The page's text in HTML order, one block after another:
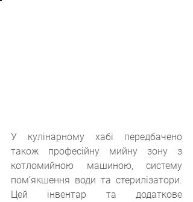
У кулінарному хабі передбачено
також професійну мийну зону з
котломийною машиною, систему
пом’якшення води та стерилізатори.
Цей інвентар та додаткове